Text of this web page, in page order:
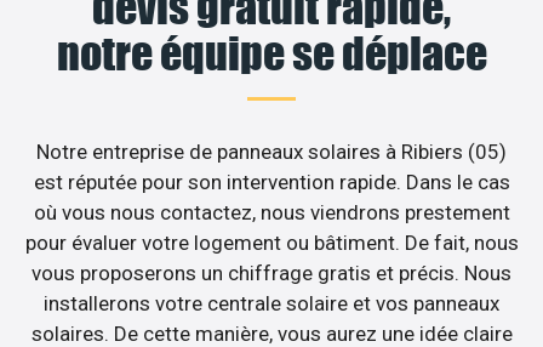
notre équipe se déplace
Notre entreprise de panneaux solaires à Ribiers (05)
est réputée pour son intervention rapide. Dans le cas
où vous nous contactez, nous viendrons prestement
pour évaluer votre logement ou bâtiment. De fait, nous
vous proposerons un chiffrage gratis et précis. Nous
installerons votre centrale solaire et vos panneaux
solaires. De cette manière, vous aurez une idée claire